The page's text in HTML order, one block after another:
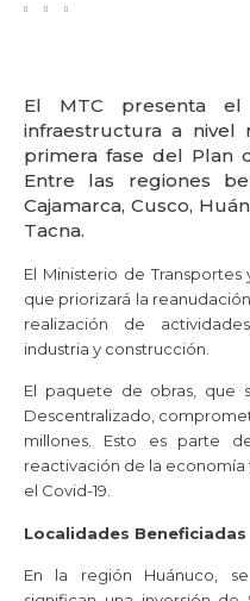
El MTC presenta
infraestructura a
primera fase del Plan
Entre las regiones
Cajamarca, Cusco,
Tacna.
El Ministerio de Transportes
que priorizará la
realización de
industria y construcción.
El paquete de obras, que
Descentralizado,
millones. Esto es parte
reactivación de la
el Covid-19.
Localidades Beneficiadas
En la región Huánuco,